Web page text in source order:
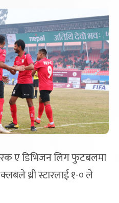
ए डिभिजन लिग फुटबलमा
थ्री स्टारलाई १-० ले